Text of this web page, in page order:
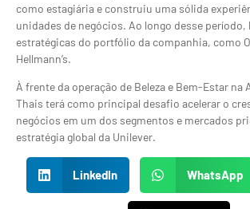
como estagiária e construiu uma sólida
unidades de negócios. Ao longo desse período,
estratégicas do portfólio da companhia, como
Hellmann’s.
À frente da operação de Beleza e Bem-Estar na
Thais terá como principal desafio acelerar o
negócios em um dos segmentos e mercados
estratégia global da Unilever.
LinkedIn WhatsApp